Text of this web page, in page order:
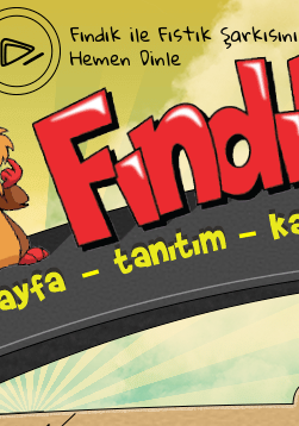
Fındık ile Fıstık Şarkısını
Hemen Dinle